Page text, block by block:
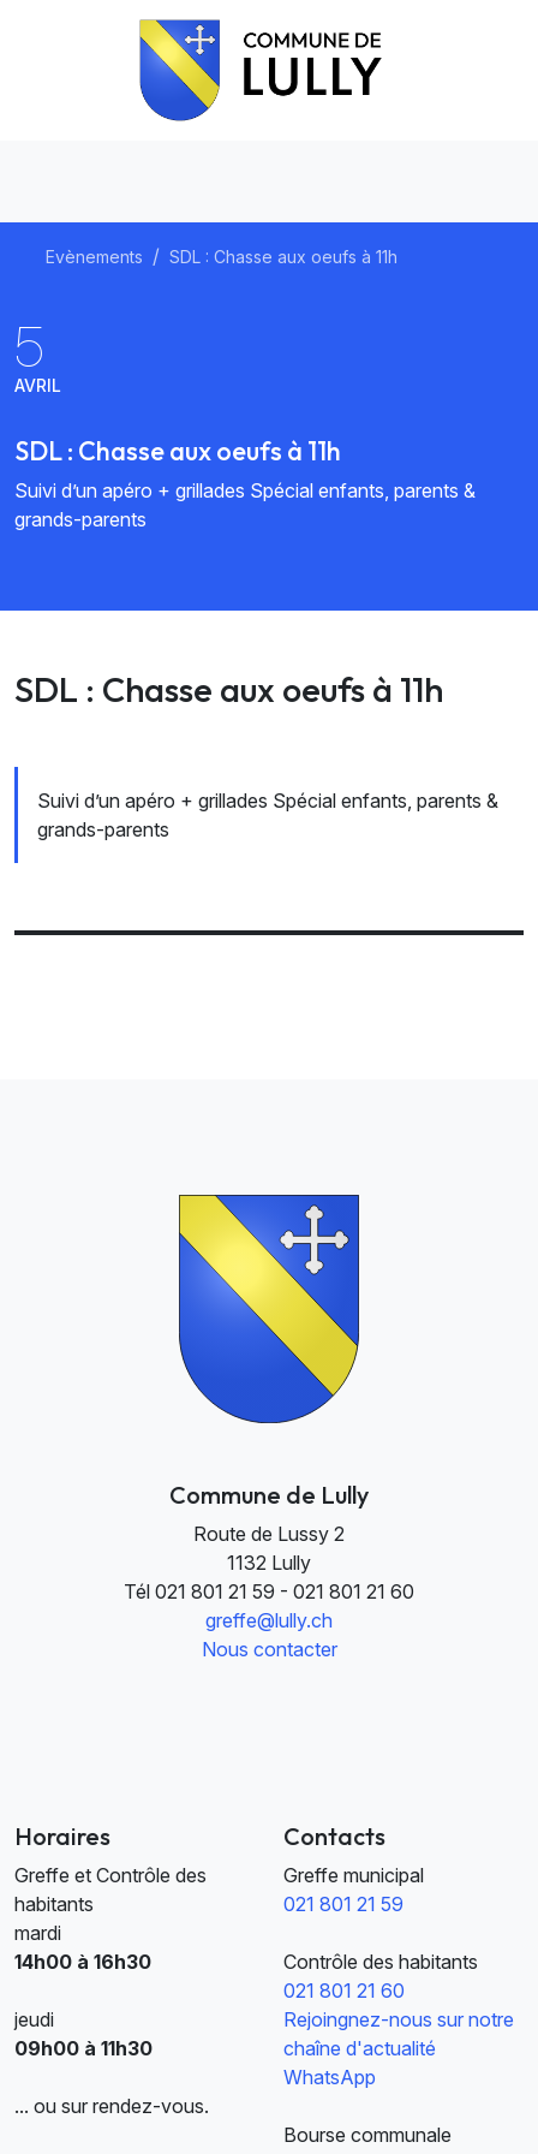
Evènements SDL : Chasse aux oeufs à 11h
5
AVRIL
SDL : Chasse aux oeufs à 11h
Suivi d’un apéro + grillades Spécial enfants, parents &
grands-parents
SDL : Chasse aux oeufs à 11h
Suivi d’un apéro + grillades Spécial enfants, parents &
grands-parents
Commune de Lully
Route de Lussy 2
1132 Lully
Tél 021 801 21 59 - 021 801 21 60
greffe@lully.ch
Nous contacter
Horaires
Greffe et Contrôle des
habitants
mardi
14h00 à 16h30
jeudi
09h00 à 11h30
... ou sur rendez-vous.
Contacts
Greffe municipal
021 801 21 59
Contrôle des habitants
021 801 21 60
Rejoingnez-nous sur notre
chaîne d'actualité
WhatsApp
Bourse communale